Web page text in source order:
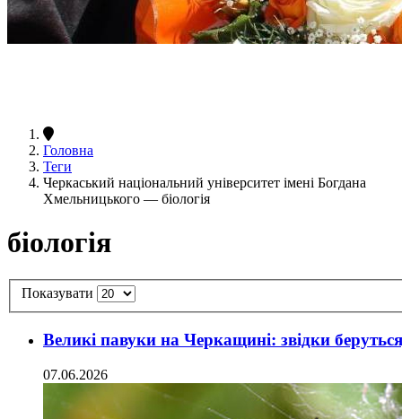
Головна
Теги
Черкаський національний університет імені Богдана
Хмельницького — біологія
біологія
Показувати
Великі павуки на Черкащині: звідки
07.06.2026